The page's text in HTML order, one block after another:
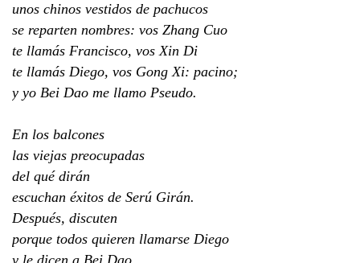
unos chinos vestidos de pachucos
se reparten nombres: vos Zhang Cuo
te llamás Francisco, vos Xin Di
te llamás Diego, vos Gong Xi: pacino;
y yo Bei Dao me llamo Pseudo.
En los balcones
las viejas preocupadas
del qué dirán
escuchan éxitos de Serú Girán.
Después, discuten
porque todos quieren llamarse Diego
y le dicen a Bei Dao